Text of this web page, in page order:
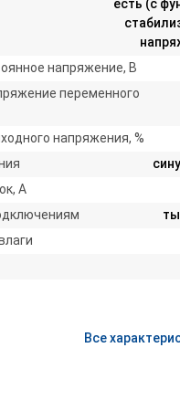
есть (с
напряжение, В
переменного
напряжения, %
А
Все